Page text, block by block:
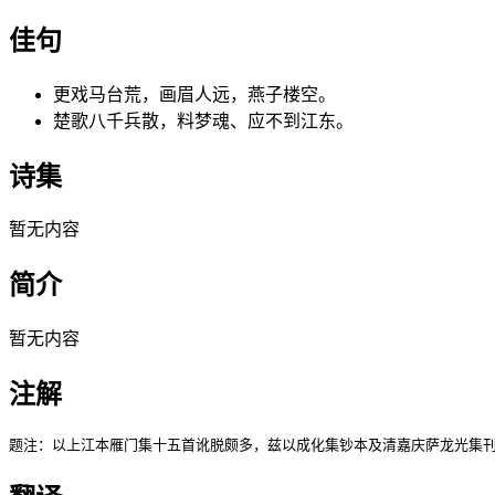
佳句
更戏马台荒，画眉人远，燕子楼空。
楚歌八千兵散，料梦魂、应不到江东。
诗集
暂无内容
简介
暂无内容
注解
题注：以上江本雁门集十五首讹脱颇多，兹以成化集钞本及清嘉庆萨龙光集刊